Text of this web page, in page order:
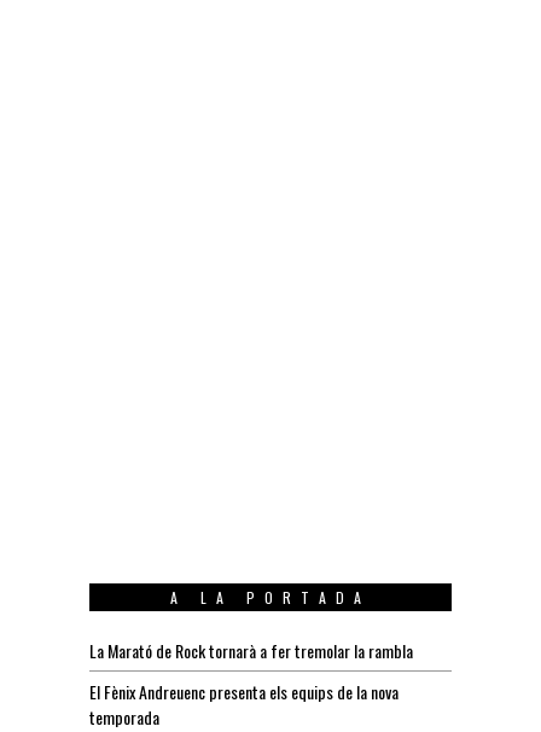
A LA PORTADA
La Marató de Rock tornarà a fer tremolar la rambla
El Fènix Andreuenc presenta els equips de la nova
temporada